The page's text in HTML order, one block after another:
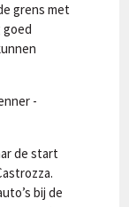
grens met
goed
-
de start
bij de